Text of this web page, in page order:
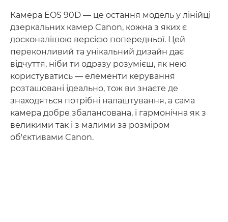
Камера EOS 90D — це остання модель у лінійці
дзеркальних камер Canon, кожна з яких є
досконалішою версією попередньої. Цей
переконливий та унікальний дизайн дає
відчуття, ніби ти одразу розумієш, як нею
користуватись — елементи керування
розташовані ідеально, тож ви знаєте де
знаходяться потрібні налаштування, а сама
камера добре збалансована, і гармонічна як з
великими так і з малими за розміром
об'єктивами Canon.